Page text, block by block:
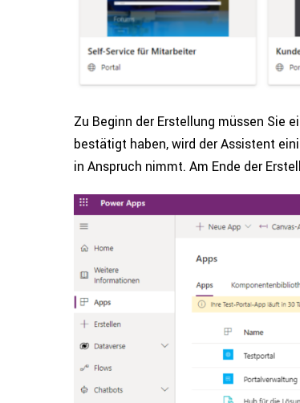
Zu Beginn der Erstel­lung müssen Sie
bestätigt haben, wird der Assistent
in Anspruch nimmt. Am Ende der